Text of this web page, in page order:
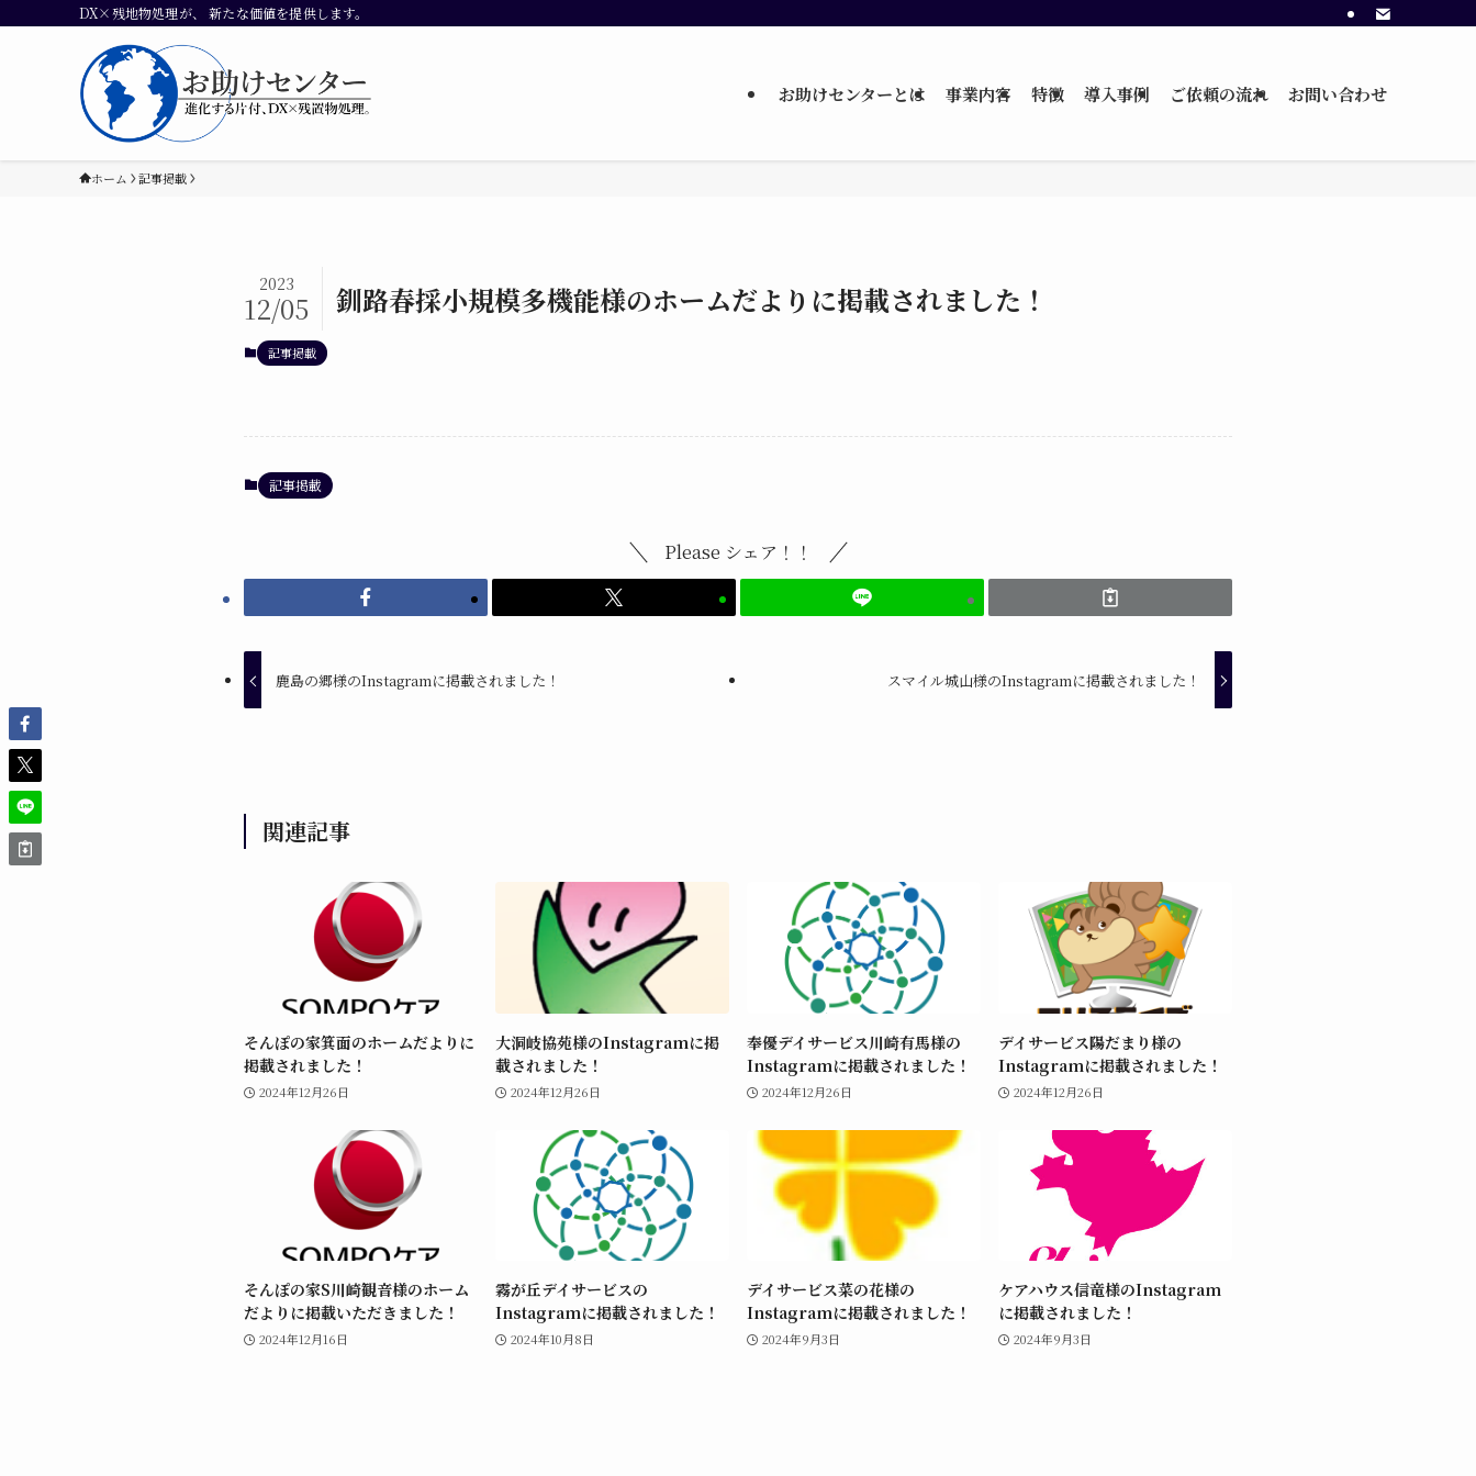
DX×残地物処理が、 新たな価値を提供します。
お助けセンターとは 事業内容 特徴 導入事例 ご依頼の流れ お問い合わせ
ホーム 記事掲載
釧路春採小規模多機能様のホームだよりに掲載されました！
2023
12/05
記事掲載
記事掲載
Please シェア！！
鹿島の郷様のInstagramに掲載されました！ スマイル城山様のInstagramに掲載されました！
関連記事
そんぽの家箕面のホームだよりに
掲載されました！
2024年12月26日
大洞岐協苑様のInstagramに掲
載されました！
2024年12月26日
奉優デイサービス川崎有馬様の
Instagramに掲載されました！
2024年12月26日
デイサービス陽だまり様の
Instagramに掲載されました！
2024年12月26日
そんぽの家S川崎観音様のホーム
だよりに掲載いただきました！
2024年12月16日
霧が丘デイサービスの
Instagramに掲載されました！
2024年10月8日
デイサービス菜の花様の
Instagramに掲載されました！
2024年9月3日
ケアハウス信竜様のInstagram
に掲載されました！
2024年9月3日